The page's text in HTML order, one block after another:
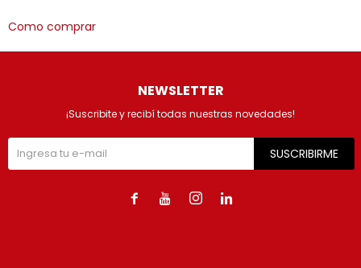
Como comprar
NEWSLETTER
¡Suscribite y recibí todas nuestras novedades!
SUSCRIBIRME
   